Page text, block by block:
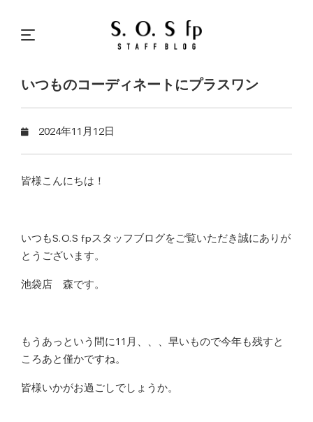
いつものコーディネートにプラスワン
2024年11月12日
皆様こんにちは！
いつもS.O.S fpスタッフブログをご覧いただき誠にありが
とうございます。
池袋店 森です。
もうあっという間に11月、、、早いもので今年も残すと
ころあと僅かですね。
皆様いかがお過ごしでしょうか。